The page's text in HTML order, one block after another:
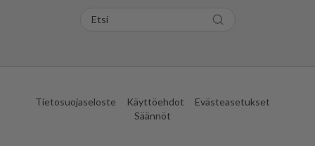
Tietosuojaseloste Käyttöehdot
Evästeasetukset
Säännöt